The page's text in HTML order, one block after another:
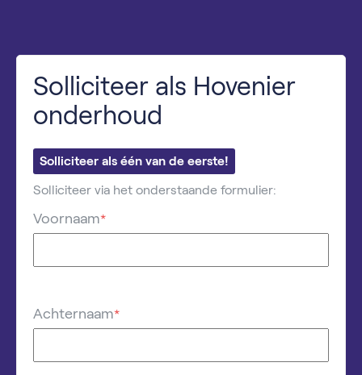
Solliciteer als Hovenier
onderhoud
Solliciteer als één van de eerste!
Solliciteer via het onderstaande formulier:
Voornaam*
Achternaam*